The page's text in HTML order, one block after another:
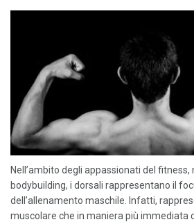
Nell’ambito degli appassionati del
bodybuilding, i dorsali rappresentano il
dell’allenamento maschile. Infatti,
muscolare che in maniera più immediata